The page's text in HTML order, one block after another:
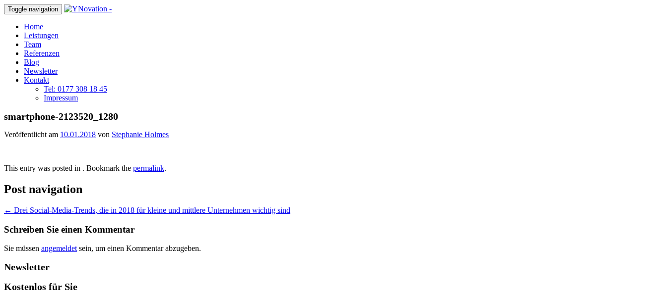
Toggle navigation
Home
Leistungen
Team
Referenzen
Blog
Newsletter
Kontakt
Tel: 0177 308 18 45
Impressum
smartphone-2123520_1280
Veröffentlicht am 10.01.2018 von Stephanie Holmes
This entry was posted in . Bookmark the permalink.
Post navigation
← Drei Social-Media-Trends, die in 2018 für kleine und mittlere Unternehmen wichtig sind
Schreiben Sie einen Kommentar
Sie müssen angemeldetsein, um einen Kommentar abzugeben.
Newsletter
Kostenlos für Sie